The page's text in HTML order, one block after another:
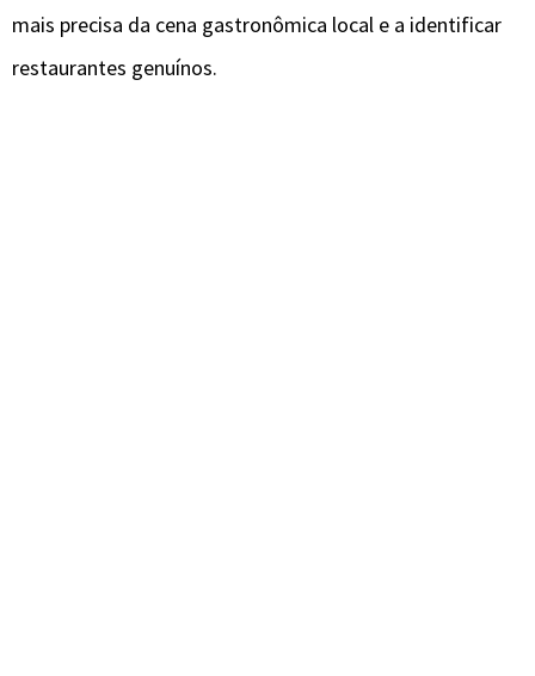
mais precisa da cena gastronômica local e a identificar
restaurantes genuínos.